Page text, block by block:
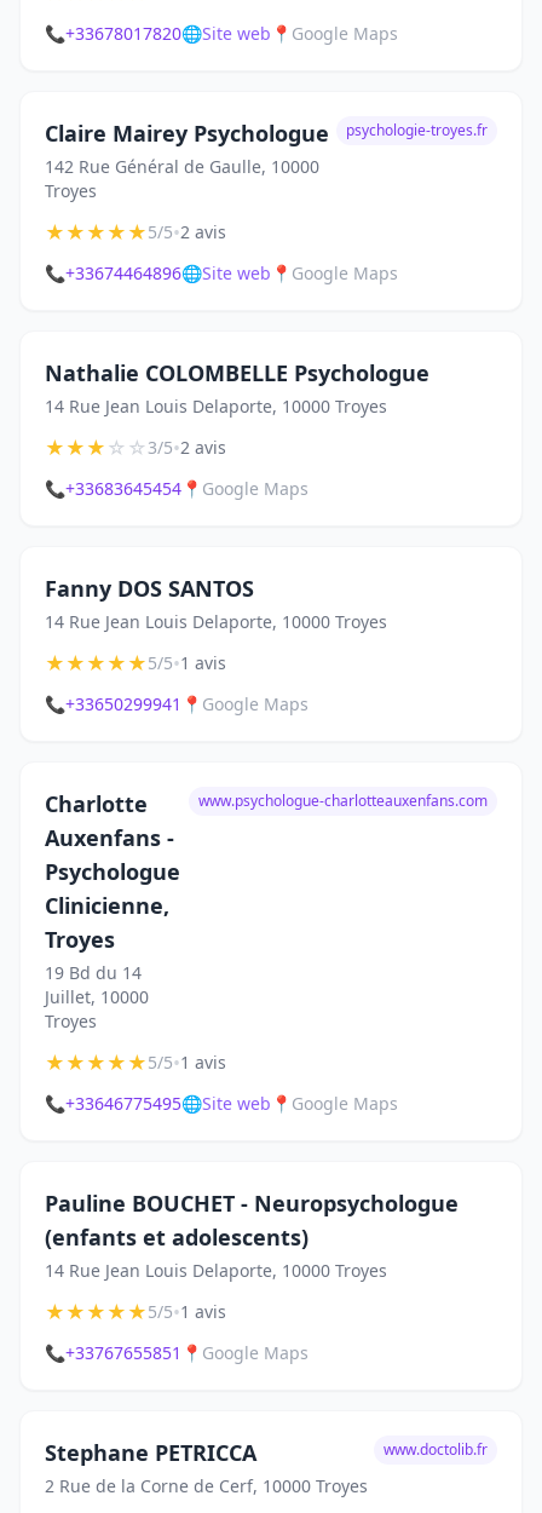
📞+33678017820🌐Site web 📍 Google Maps
Claire Mairey Psychologue
142 Rue Général de Gaulle, 10000
Troyes
psychologie-troyes.fr
★★★★★5/5•2 avis
📞+33674464896🌐Site web 📍 Google Maps
Nathalie COLOMBELLE Psychologue
14 Rue Jean Louis Delaporte, 10000 Troyes
★★★☆☆3/5•2 avis
📞+33683645454 📍 Google Maps
Fanny DOS SANTOS
14 Rue Jean Louis Delaporte, 10000 Troyes
★★★★★5/5•1 avis
📞+33650299941 📍 Google Maps
Charlotte
Auxenfans -
Psychologue
Clinicienne,
Troyes
19 Bd du 14
Juillet, 10000
Troyes
www.psychologue-charlotteauxenfans.com
★★★★★5/5•1 avis
📞+33646775495🌐Site web 📍 Google Maps
Pauline BOUCHET - Neuropsychologue
(enfants et adolescents)
14 Rue Jean Louis Delaporte, 10000 Troyes
★★★★★5/5•1 avis
📞+33767655851 📍 Google Maps
Stephane PETRICCA
2 Rue de la Corne de Cerf, 10000 Troyes
www.doctolib.fr